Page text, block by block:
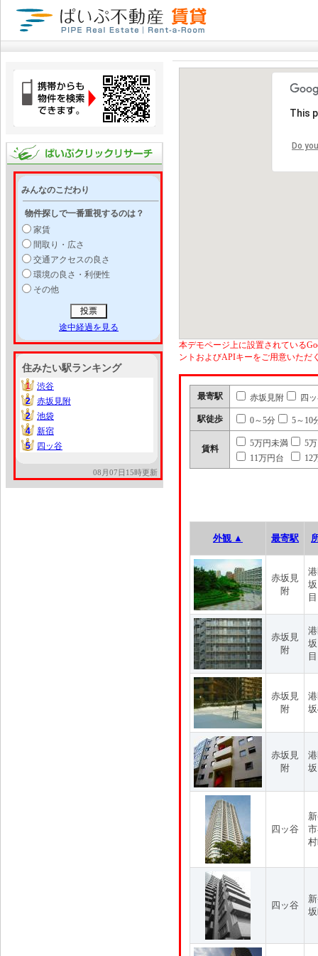
みんなのこだわり
物件探しで一番重視するのは？
家賃
間取り・広さ
交通アクセスの良さ
環境の良さ・利便性
その他
途中経過を見る
住みたい駅ランキング
1
1
渋谷
2
2
赤坂見附
2
2
池袋
4
4
新宿
5
5 四ッ谷
08月07日15時更新
This
Do
本デモページ上に設置されている
ントおよびAPIキーをご用意いただ
最寄駅 赤坂見附 四
駅徒歩 0～5分 5～10
賃料
5万円未満
5
11万円台
12
外観 ▲ 最寄駅
赤坂見
附
目
赤坂見
附
目
赤坂見
附
赤坂見
附
四ッ谷
四ッ谷